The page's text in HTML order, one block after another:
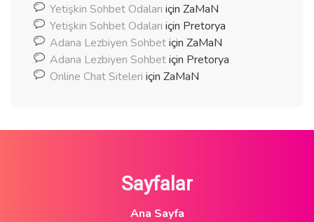
Yetişkin Sohbet Odaları için ZaMaN
Yetişkin Sohbet Odaları için Pretorya
Adana Lezbiyen Sohbetiçin ZaMaN
Adana Lezbiyen Sohbetiçin Pretorya
Online Chat Siteleri için ZaMaN
Sayfalar
Ana Sayfa